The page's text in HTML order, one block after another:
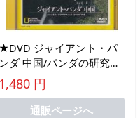
★DVD ジャイアント・パ
ンダ 中国/パンダの研究調
査 [ナショナル・ジオグラ
フィック]
1,480 円
通販ページへ